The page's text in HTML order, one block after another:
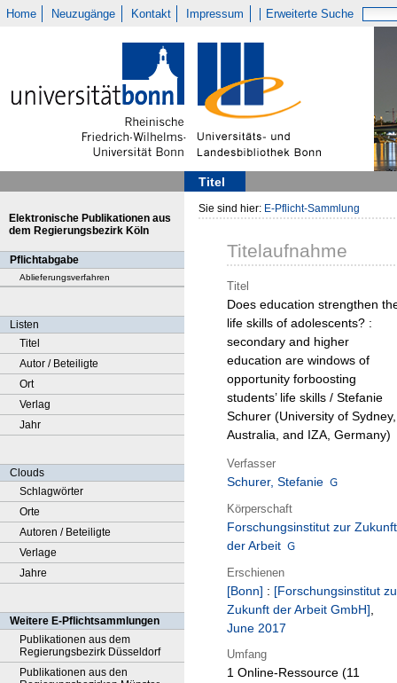
Home Neuzugänge Kontakt Impressum Erweiterte Suche
Titel
Elektronische Publikationen aus
dem Regierungsbezirk Köln
Pflichtabgabe
Ablieferungsverfahren
Listen
Titel
Autor / Beteiligte
Ort
Verlag
Jahr
Clouds
Schlagwörter
Orte
Autoren / Beteiligte
Verlage
Jahre
Weitere E-Pflichtsammlungen
Publikationen aus dem
Regierungsbezirk Düsseldorf
Publikationen aus den
Sie sind hier: E-Pflicht-Sammlung
Titelaufnahme
Titel
Does education strengthen
life skills of adolescents? :
secondary and higher
education are windows of
opportunity forboosting
students’ life skills / Stefanie
Schurer (University of Sydney,
Australia, and IZA, Germany)
Verfasser
Schurer, Stefanie
Körperschaft
Forschungsinstitut zur Zukunft
der Arbeit
Erschienen
[Bonn] : [Forschungsinstitut
Zukunft der Arbeit GmbH],
June 2017
Umfang
1 Online-Ressource (11